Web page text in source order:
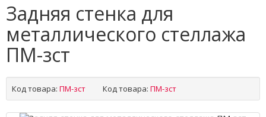
Задняя стенка для
металлического стеллажа
ПМ-зст
Код товара: ПМ-зст Код товара: ПМ-зст